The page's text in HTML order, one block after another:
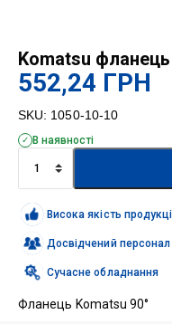
Komatsu фланець
552,24 ГРН
SKU: 1050-10-10
В наявності
фланець
90*
DN16
5/8"
кількість
Висока якість
Досвідчений персонал
Сучасне обладнання
Фланець Komatsu 90°